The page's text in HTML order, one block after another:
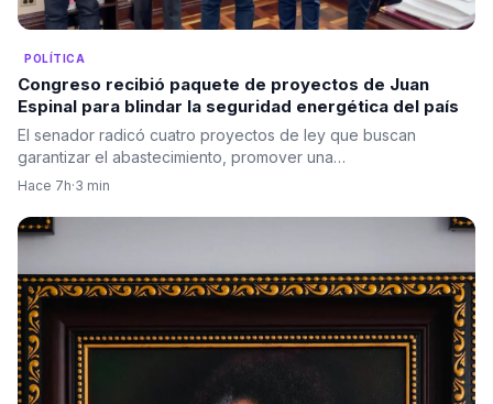
POLÍTICA
Congreso recibió paquete de proyectos de Juan
Espinal para blindar la seguridad energética del país
El senador radicó cuatro proyectos de ley que buscan
garantizar el abastecimiento, promover una…
Hace 7h·3 min